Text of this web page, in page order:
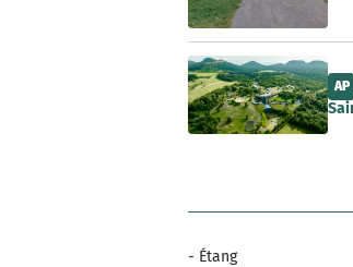
AP
- Étang